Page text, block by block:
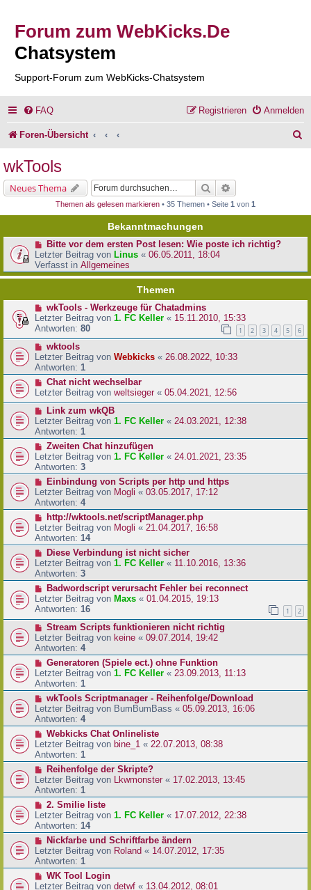
Forum zum WebKicks.De
Chatsystem
Support-Forum zum WebKicks-Chatsystem
FAQ Anmelden
Registrieren
Foren-Übersicht
e
wkTools
Neues Thema Suche
Themen als gelesen markieren • 35 Themen • Seite 1 von 1
Bekanntmachungen
Bitte vor dem ersten Post lesen: Wie poste ich richtig?
Letzter Beitrag von Linus « 06.05.2011, 18:04
Verfasst in Allgemeines
Themen
wkTools - Werkzeuge für Chatadmins
Letzter Beitrag von 1. FC Keller « 15.11.2010, 15:33
Antworten: 80 1 2 3 4 5 6
wktools
Letzter Beitrag von Webkicks « 26.08.2022, 10:33
Antworten: 1
Chat nicht wechselbar
Letzter Beitrag von weltsieger« 05.04.2021, 12:56
Link zum wkQB
Letzter Beitrag von 1. FC Keller « 24.03.2021, 12:38
Antworten: 1
Zweiten Chat hinzufügen
Letzter Beitrag von 1. FC Keller « 24.01.2021, 23:35
Antworten: 3
Einbindung von Scripts per http und https
Letzter Beitrag von Mogli « 03.05.2017, 17:12
Antworten: 4
http://wktools.net/scriptManager.php
Letzter Beitrag von Mogli « 21.04.2017, 16:58
Antworten: 14
Diese Verbindung ist nicht sicher
Letzter Beitrag von 1. FC Keller « 11.10.2016, 13:36
Antworten: 3
Badwordscript verursacht Fehler bei reconnect
Letzter Beitrag von Maxs « 01.04.2015, 19:13
Antworten: 16 1 2
Stream Scripts funktionieren nicht richtig
Letzter Beitrag von keine « 09.07.2014, 19:42
Antworten: 4
Generatoren (Spiele ect.) ohne Funktion
Letzter Beitrag von 1. FC Keller « 23.09.2013, 11:13
Antworten: 1
wkTools Scriptmanager - Reihenfolge/Download
Letzter Beitrag von BumBumBass « 05.09.2013, 16:06
Antworten: 4
Webkicks Chat Onlineliste
Letzter Beitrag von bine_1 « 22.07.2013, 08:38
Antworten: 1
Reihenfolge der Skripte?
Letzter Beitrag von
Lkwmonster « 17.02.2013, 13:45
Antworten: 1
2. Smilie liste
Letzter Beitrag von 1. FC Keller « 17.07.2012, 22:38
Antworten: 14
Nickfarbe und Schriftfarbe ändern
Letzter Beitrag von Roland « 14.07.2012, 17:35
Antworten: 1
WK Tool Login
Letzter Beitrag von detwf « 13.04.2012, 08:01